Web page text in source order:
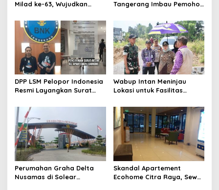
Milad ke-63, Wujudkan
Menuju Kancah Dunia
Tangerang Imbau Pemohon
Berkas Mandek
DPP LSM Pelopor Indonesia
Resmi Layangkan Surat
Management Ecohome dan
BNK
Wabup Intan Meninjau
Lokasi untuk Fasilitas
Tigaraksa
Perumahan Graha Delta
Nusamas di Solear
Skandal Apartement
Ecohome Citra Raya, Sewa